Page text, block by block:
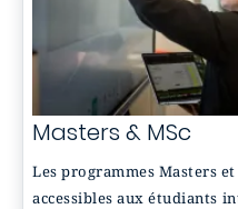
Masters & MSc
Les programmes Masters
accessibles aux étudiants